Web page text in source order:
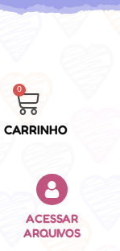
0
CARRINHO
ACESSAR
ARQUIVOS